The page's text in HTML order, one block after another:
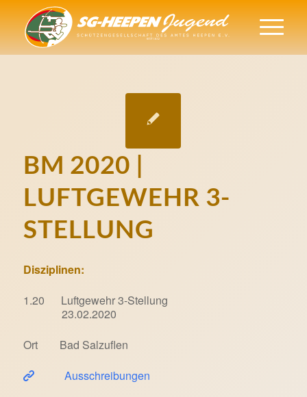
BM 2020 |
LUFTGEWEHR 3-
STELLUNG
Disziplinen:
1.20 Luftgewehr 3-Stellung
23.02.2020
Ort Bad Salzuflen
Ausschreibungen